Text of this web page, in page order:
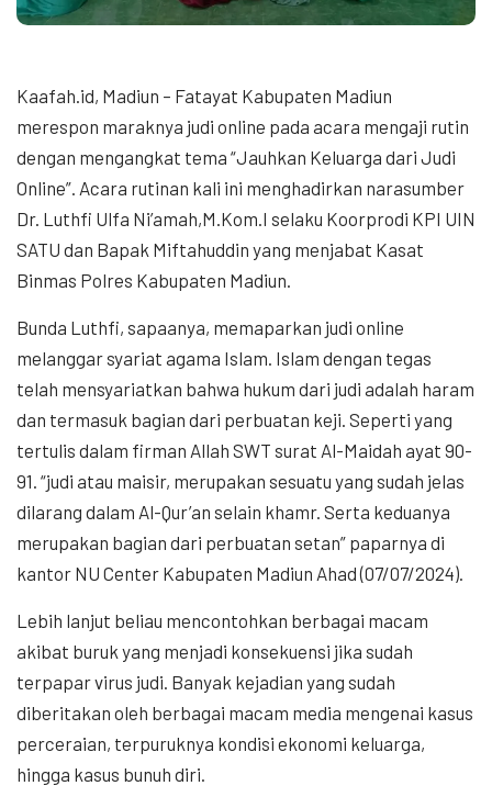
Kaafah.id, Madiun – Fatayat Kabupaten Madiun
merespon maraknya judi online pada acara mengaji rutin
dengan mengangkat tema “Jauhkan Keluarga dari Judi
Online”. Acara rutinan kali ini menghadirkan narasumber
Dr. Luthfi Ulfa Ni’amah,M.Kom.I selaku Koorprodi KPI UIN
SATU dan Bapak Miftahuddin yang menjabat Kasat
Binmas Polres Kabupaten Madiun.
Bunda Luthfi, sapaanya, memaparkan judi online
melanggar syariat agama Islam. Islam dengan tegas
telah mensyariatkan bahwa hukum dari judi adalah haram
dan termasuk bagian dari perbuatan keji. Seperti yang
tertulis dalam firman Allah SWT surat Al-Maidah ayat 90-
91. “judi atau maisir, merupakan sesuatu yang sudah jelas
dilarang dalam Al-Qur’an selain khamr. Serta keduanya
merupakan bagian dari perbuatan setan” paparnya di
kantor NU Center Kabupaten Madiun Ahad (07/07/2024).
Lebih lanjut beliau mencontohkan berbagai macam
akibat buruk yang menjadi konsekuensi jika sudah
terpapar virus judi. Banyak kejadian yang sudah
diberitakan oleh berbagai macam media mengenai kasus
perceraian, terpuruknya kondisi ekonomi keluarga,
hingga kasus bunuh diri.